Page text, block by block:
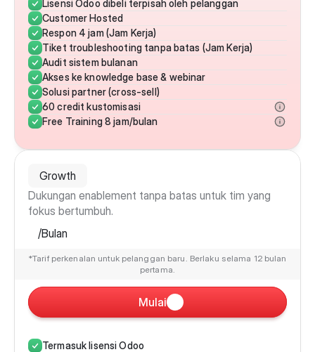
Lisensi Odoo dibeli terpisah oleh pelanggan
Customer Hosted
Respon 4 jam (Jam Kerja)
Tiket troubleshooting tanpa batas (Jam Kerja)
Audit sistem bulanan
Akses ke knowledge base & webinar
Solusi partner (cross-sell)
60 credit kustomisasi
Free Training 8 jam/bulan
Growth
Dukungan enablement tanpa batas untuk tim yang
fokus bertumbuh.
/Bulan
*Tarif perkenalan untuk pelanggan baru. Berlaku selama 12 bulan
pertama.
Mulai
Termasuk lisensi Odoo